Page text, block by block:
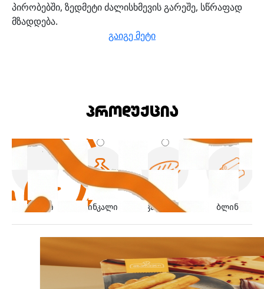
პირობებში, ზედმეტი ძალისხმევის გარეშე, სწრაფად
მზადდება.
გაიგე მეტი
პროდუქცია
პელმენი ხინკალი კატლეტი ბლინი